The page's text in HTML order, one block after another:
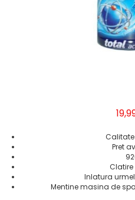
Intretinere masina de spalat
Insecticide si Capcane
Pret
Inlatura
Mentine masina de